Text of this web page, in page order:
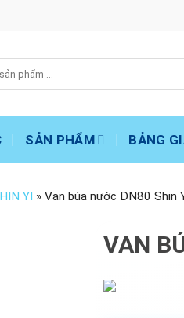
SẢN PHẨM BẢNG
YI » Van búa nước DN80 Shin
VAN